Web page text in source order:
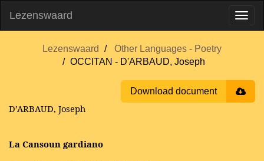
Lezenswaard
Lezenswaard
Other Languages - Poetry
OCCITAN - D'ARBAUD, Joseph
Download document
D’ARBAUD, Joseph
La Cansoun gardiano